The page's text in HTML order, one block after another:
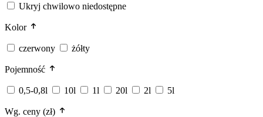
Ukryj chwilowo niedostępne
Kolor
czerwony żółty
Pojemność
0,5-0,8l 10l 1l 20l 2l 5l
Wg. ceny (zł)